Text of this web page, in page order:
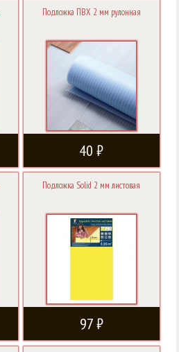
Подложка ПВХ 2 мм рулонная
40 ₽
Подложка Solid 2 мм листовая
97 ₽